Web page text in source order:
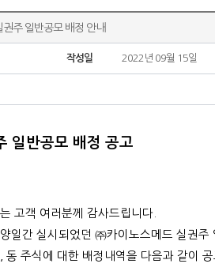
주 일반공모 배정 안내
작성일 2022년 09월 15일
일반공모 배정 공고
고객 여러분께 감사드립니다.
간 실시되었던 ㈜카이노스메드 실권주
동 주식에 대한 배정내역을 다음과 같이 공